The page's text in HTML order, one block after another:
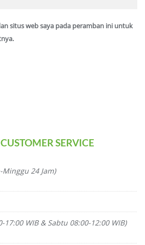
situs web saya pada peramban ini untuk
SERVICE
Minggu 24 Jam)
17:00 WIB & Sabtu 08:00-12:00 WIB)